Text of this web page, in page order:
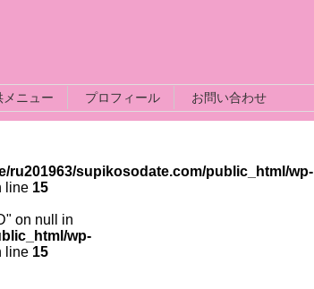
メニュー プロフィール お問い合わせ
ru201963/supikosodate.com/public_html/wp-
line 15
on null in
wp-
line 15